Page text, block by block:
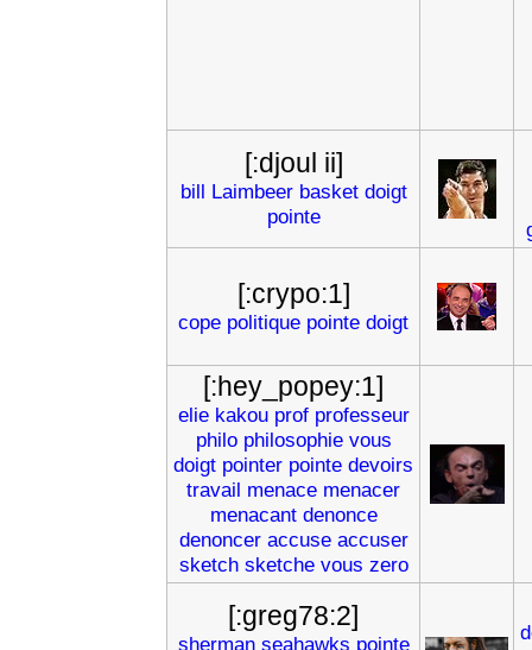
[:djoul ii]
bill Laimbeer basket doigt
pointe
[:crypo:1]
cope politique pointe doigt
[:hey_popey:1]
elie kakou prof professeur
philo philosophie vous
doigt pointer pointe devoirs
travail menace menacer
menacant denonce
denoncer accuse accuser
sketch sketche vous zero
[:greg78:2]
sherman seahawks pointe